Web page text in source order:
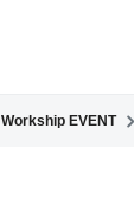
Workship EVENT